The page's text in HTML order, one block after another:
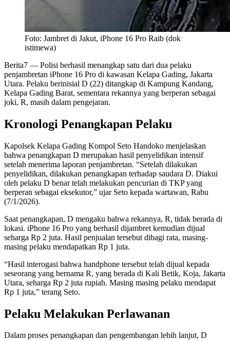
Foto: Jambret di Jakut, iPhone 16 Pro Raib (dok
istimewa)
Berita7 — Polisi berhasil menangkap satu dari dua pelaku
penjambretan iPhone 16 Pro di kawasan Kelapa Gading, Jakarta
Utara. Pelaku berinisial D (22) ditangkap di Kampung Kandang,
Kelapa Gading Barat, sementara rekannya yang berperan sebagai
joki, R, masih dalam pengejaran.
Kronologi Penangkapan Pelaku
Kapolsek Kelapa Gading Kompol Seto Handoko menjelaskan
bahwa penangkapan D merupakan hasil penyelidikan intensif
setelah menerima laporan penjambretan. “Setelah dilakukan
penyelidikan, dilakukan penangkapan terhadap saudara D. Diakui
oleh pelaku D benar telah melakukan pencurian di TKP yang
berperan sebagai eksekutor,” ujar Seto kepada wartawan, Rabu
(7/1/2026).
Saat penangkapan, D mengaku bahwa rekannya, R, tidak berada di
lokasi. iPhone 16 Pro yang berhasil dijambret kemudian dijual
seharga Rp 2 juta. Hasil penjualan tersebut dibagi rata, masing-
masing pelaku mendapatkan Rp 1 juta.
“Hasil interogasi bahwa handphone tersebut telah dijual kepada
seseorang yang bernama R, yang berada di Kali Betik, Koja, Jakarta
Utara, seharga Rp 2 juta rupiah. Masing masing pelaku mendapat
Rp 1 juta,” terang Seto.
Pelaku Melakukan Perlawanan
Dalam proses penangkapan dan pengembangan lebih lanjut, D